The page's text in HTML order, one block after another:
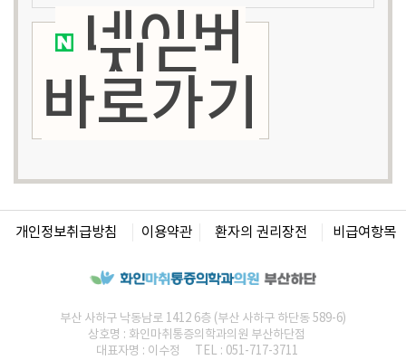
네이버
지도
바로가기
개인정보취급방침 이용약관 환자의 권리장전 비급여항목
부산 사하구 낙동남로 1412 6층 (부산 사하구 하단동 589-6)
상호명 : 화인마취통증의학과의원 부산하단점
대표자명 : 이수정
TEL : 051-717-3711